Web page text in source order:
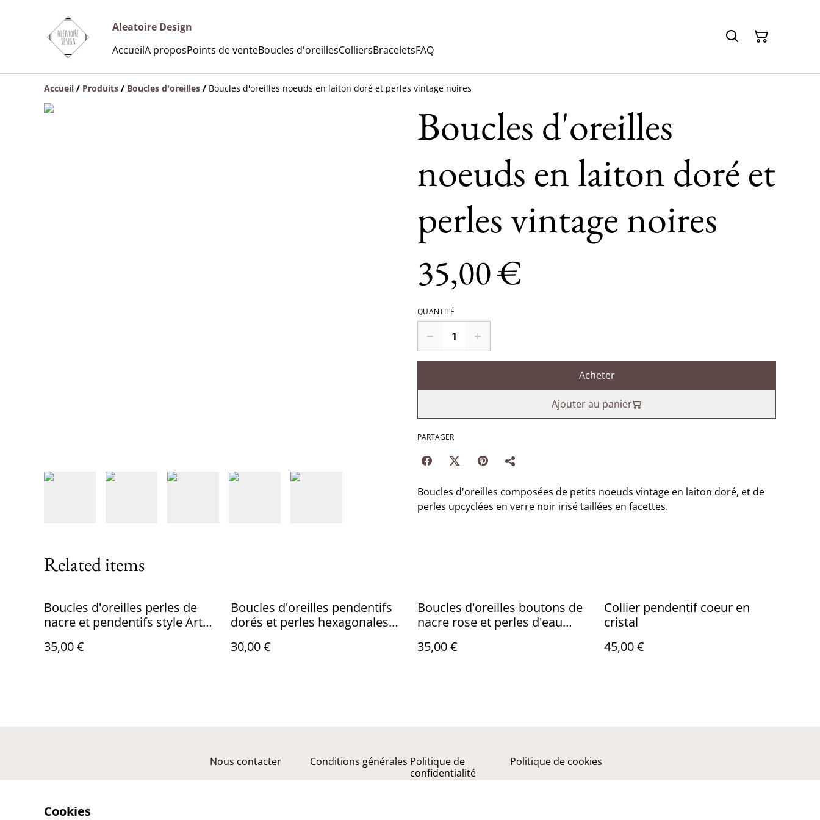
Aleatoire Design
AccueilA proposPoints de venteBoucles d'oreillesColliersBraceletsFAQ
Accueil / Produits / Boucles d'oreilles / Boucles d'oreilles noeuds en laiton doré et perles vintage noires
Boucles d'oreilles
noeuds en laiton doré et
perles vintage noires
35,00 €
QUANTITÉ
Acheter
Ajouter au panier
PARTAGER
Boucles d'oreilles composées de petits noeuds vintage en laiton doré, et de
perles upcyclées en verre noir irisé taillées en facettes.
Related items
Boucles d'oreilles perles de
nacre et pendentifs style Art
35,00 €
Boucles d'oreilles pendentifs
dorés et perles hexagonales
30,00 €
Boucles d'oreilles boutons de
nacre rose et perles d'eau
35,00 €
Collier pendentif coeur en
cristal
45,00 €
Nous contacter Conditions générales Politique de
confidentialité
Politique de cookies
Cookies